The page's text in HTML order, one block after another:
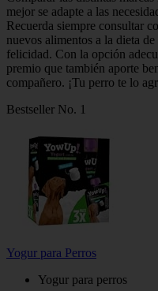
mejor se adapte a las
Recuerda siempre consultar
nuevos alimentos a la dieta
felicidad. Con la opción
premio que también aporte
compañero. ¡Tu perro te lo
Bestseller No. 1
Yogur para Perros
Yogur para perros